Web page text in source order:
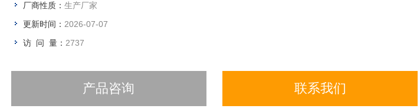
厂商性质： 生产厂家
更新时间： 2026-07-07
访 问 量： 2737
产品咨询 联系我们